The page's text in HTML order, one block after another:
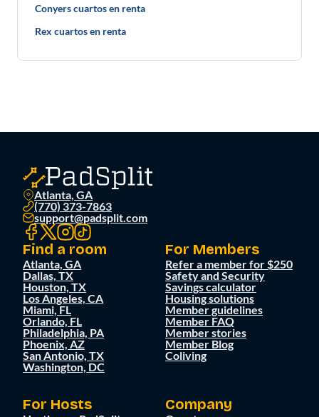
Conyers cuartos en renta
Rex cuartos en renta
Atlanta, GA
(770) 373-7863
support@padsplit.com
Find a room
Atlanta, GA
Dallas, TX
Houston, TX
Los Angeles, CA
Miami, FL
Orlando, FL
Philadelphia, PA
Phoenix, AZ
San Antonio, TX
Washington, DC
For Members
Refer a member for $250
Safety and Security
Savings calculator
Housing solutions
Member guidelines
Member FAQ
Member stories
Member Blog
Coliving
For Hosts Company